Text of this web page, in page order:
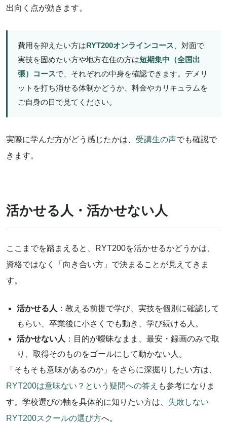
出向く点が効きます。
費用を抑えたい方はRYT200オンラインコース 、対面で
実技を固めたい方や地方在住の方は短期集中（全国出
張）コースで、それぞれの中身を確認できます。デメリ
ットを打ち消せる体制かどうか、料金やカリキュラムを
ご自身の目で見てください。
実際に学んだ方がどう感じたかは、 受講生の声でも確認で
きます。
活かせる人・活かせない人
ここまでを踏まえると、RYT200を活かせるかどうかは、
資格ではなく「向き合い方」で決まることが見えてきま
す。
活かせる人 ：教える前提で学び、実技を個別に確認して
もらい、卒業後に小さくでも動き、学び続ける人。
活かせない人 ：目的が曖昧なまま、最安・録画のみで取
り、取得そのものをゴールにして動かない人。
「そもそも意味があるのか」をさらに深掘りしたい方は、
RYT200は意味ない？という疑問への答え も参考になりま
す。学校選びの軸を具体的に知りたい方は、 失敗しない
RYT200スクールの選び方へ。